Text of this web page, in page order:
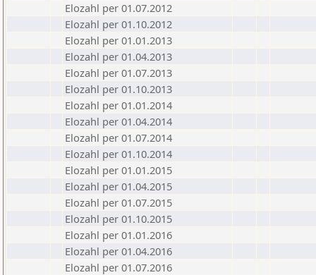
Elozahl per 01.07.2012
Elozahl per 01.10.2012
Elozahl per 01.01.2013
Elozahl per 01.04.2013
Elozahl per 01.07.2013
Elozahl per 01.10.2013
Elozahl per 01.01.2014
Elozahl per 01.04.2014
Elozahl per 01.07.2014
Elozahl per 01.10.2014
Elozahl per 01.01.2015
Elozahl per 01.04.2015
Elozahl per 01.07.2015
Elozahl per 01.10.2015
Elozahl per 01.01.2016
Elozahl per 01.04.2016
Elozahl per 01.07.2016